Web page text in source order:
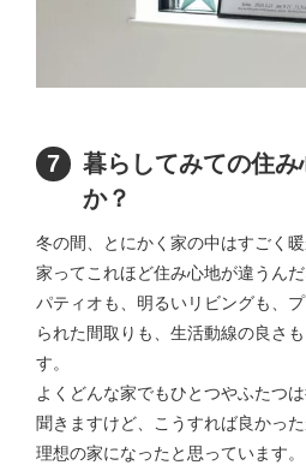
7
暮らしてみての住
か？
冬の間、とにかく家の中はすごく
家ってこれほど住み心地が違うん
パティオも、明るいリビングも、
られた間取りも、生活動線の良さ
す。
よくどんな家でもひとつやふたつ
聞きますけど、こうすれば良かっ
理想の家になったと思っています